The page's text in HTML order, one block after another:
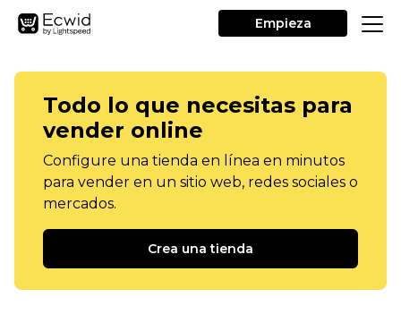
Empieza
Todo lo que necesitas para
vender online
Configure una tienda en línea en minutos
para vender en un sitio web, redes sociales o
mercados.
Crea una tienda